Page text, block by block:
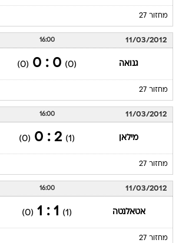
מחזור 27
11/03/2012
16:00
גנואה (0)
0 : 0
(0)
מחזור 27
11/03/2012
16:00
מילאן (1)
2 : 0
(0)
מחזור 27
11/03/2012
16:00
אטאלנטה (1)
1 : 1
(0)
מחזור 27